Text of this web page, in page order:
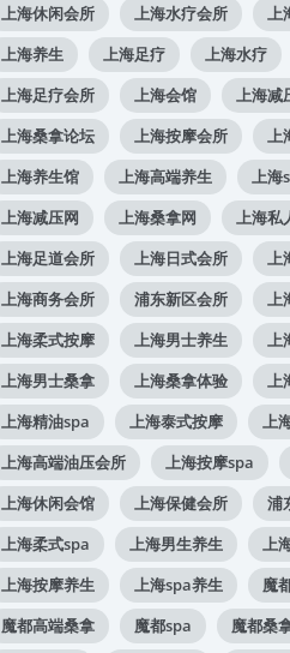
上海休闲会所
上海水疗会所
上
上海养生
上海足疗 上海水疗
上海足疗会所
上海会馆
上海减
上海桑拿论坛
上海按摩会所
上
上海养生馆
上海高端养生
上海
上海减压网
上海桑拿网
上海私
上海足道会所
上海日式会所
上
上海商务会所
浦东新区会所
上
上海柔式按摩
上海男士养生
上
上海男士桑拿
上海桑拿体验
上
上海精油spa
上海泰式按摩
上
上海高端油压会所
上海按摩spa
上海休闲会馆
上海保健会所
浦
上海柔式spa
上海男生养生
上
上海按摩养生
上海spa养生
魔
魔都高端桑拿
魔都spa
魔都桑